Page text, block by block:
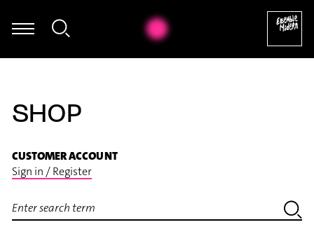
Hommel - Thomas Hammelmann: Moving I für Oboe &
SHOP
CUSTOMER ACCOUNT
Sign in / Register